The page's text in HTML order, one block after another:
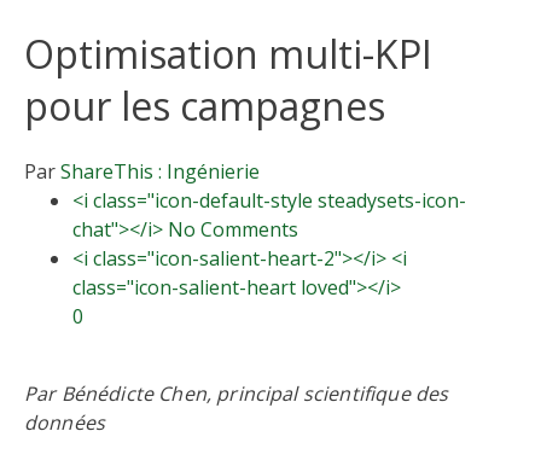
Optimisation multi-KPI
pour les campagnes
ParShareThis : Ingénierie
<i class="icon-default-style steadysets-icon-
chat"></i> No Comments
<i class="icon-salient-heart-2"></i> <i
class="icon-salient-heart loved"></i>
0
Par Bénédicte Chen, principal scientifique des
données